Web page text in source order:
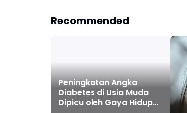
Recommended
Peningkatan Angka
Diabetes di Usia Muda
Dipicu oleh Gaya Hidup